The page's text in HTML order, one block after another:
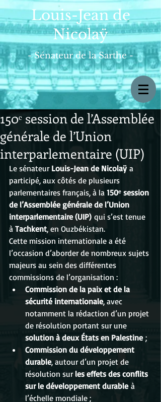
Louis-Jean de
Nicolaÿ
- Sénateur de la Sarthe -
150ᵉ session de l’Assemblée
générale de l’Union
interparlementaire (UIP)
Le sénateur Louis-Jean de Nicolaÿ a
participé, aux côtés de plusieurs
parlementaires français, à la 150ᵉ session
de l’Assemblée générale de l’Union
interparlementaire (UIP) qui s’est tenue
à Tachkent, en Ouzbékistan.
Cette mission internationale a été
l’occasion d’aborder de nombreux sujets
majeurs au sein des différentes
commissions de l’organisation :
Commission de la paix et de la
sécurité internationale, avec
notamment la rédaction d’un projet
de résolution portant sur une
solution à deux États en Palestine ;
Commission du développement
durable, autour d’un projet de
résolution sur les effets des conflits
sur le développement durable à
l’échelle mondiale ;